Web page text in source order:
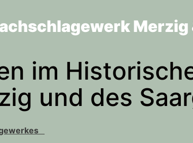
Merzig
im
und des